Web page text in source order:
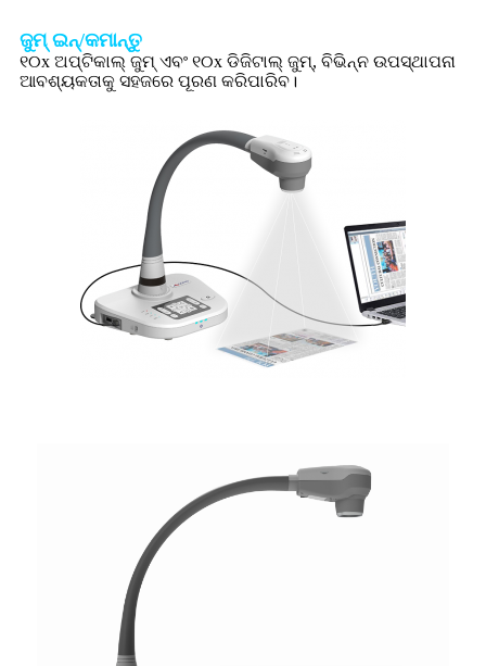
ଜୁମ୍ ଇନ୍/କମାନ୍ତୁ
୧୦x ଅପ୍ଟିକାଲ୍ ଜୁମ୍ ଏବଂ ୧୦x ଡିଜିଟାଲ୍ ଜୁମ୍, ବିଭିନ୍ନ ଉପସ୍ଥାପନା
ଆବଶ୍ୟକତାକୁ ସହଜରେ ପୂରଣ କରିପାରିବ।